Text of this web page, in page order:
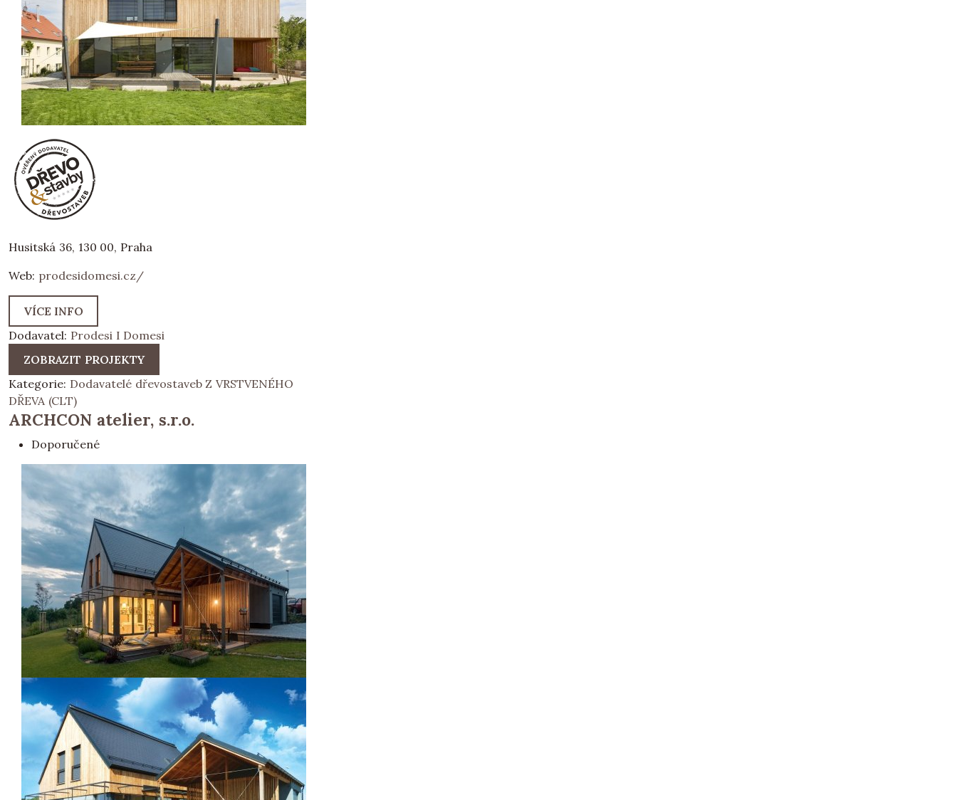
Husitská 36, 130 00, Praha
Web: prodesidomesi.cz/
VÍCE INFO
Dodavatel: Prodesi I Domesi
ZOBRAZIT PROJEKTY
Kategorie: Dodavatelé dřevostaveb Z VRSTVENÉHO
DŘEVA (CLT)
ARCHCON atelier, s.r.o.
Doporučené